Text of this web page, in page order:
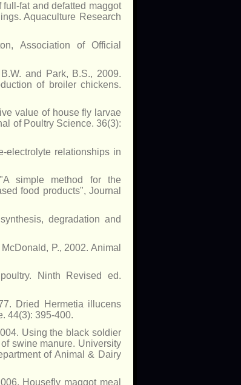
fat and defatted maggot
Aquaculture Research
Association of Official
and Park, B.S., 2009.
of broiler chickens.
value of house fly larvae
of Poultry Science. 36(3):
electrolyte relationships in
simple method for the
food products", Journal
degradation and
P., 2002. Animal
Ninth Revised ed.
Dried Hermetia illucens
44(3): 395-400.
Using the black soldier
swine manure. University
of Animal & Dairy
Housefly maggot meal